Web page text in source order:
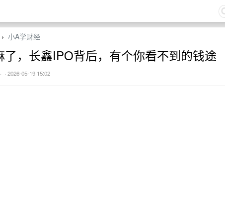
› 小A学财经
了，长鑫IPO背后，有个你看不到的钱途
· · 2026-05-19 15:02